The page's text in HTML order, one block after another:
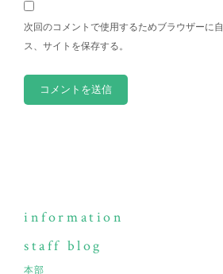
次回のコメントで使用するためブラウザーに
ス、サイトを保存する。
information
staff blog
本部